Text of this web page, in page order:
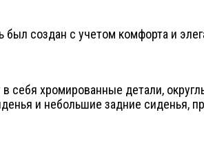
создан с учетом комфорта и
себя хромированные детали,
и небольшие задние сиденья,